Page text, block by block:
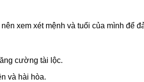
xem xét mệnh và tuổi của mình để
cường tài lộc.
và hài hòa.